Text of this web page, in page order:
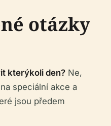
otázky
kterýkoli den? Ne,
speciální akce a
jsou předem